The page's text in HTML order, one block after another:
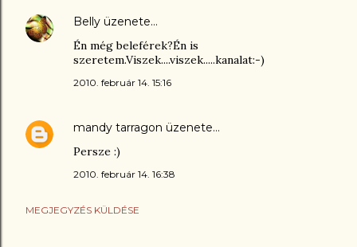
Belly üzenete…
Én még beleférek?Én is
szeretem.Viszek....viszek.....kanalat:-)
2010. február 14. 15:16
mandy tarragon üzenete…
Persze :)
2010. február 14. 16:38
MEGJEGYZÉS KÜLDÉSE